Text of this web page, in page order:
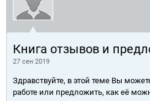
Книга отзывов и
27 сен 2019
Здравствуйте, в этой теме Вы
работе или предложить, как её